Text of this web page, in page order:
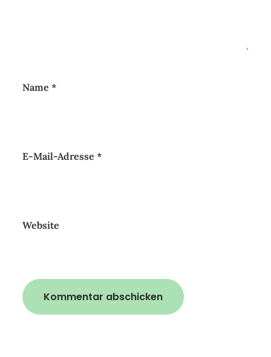
Name*
E-Mail-Adresse*
Website